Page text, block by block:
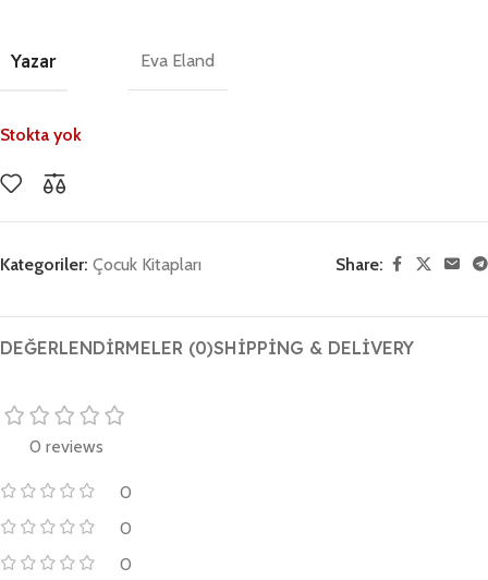
Yazar Eva Eland
Stokta yok
Kategoriler: Çocuk Kitapları Share:
DEĞERLENDIRMELER (0)SHIPPING & DELIVERY
0 reviews
0
0
0